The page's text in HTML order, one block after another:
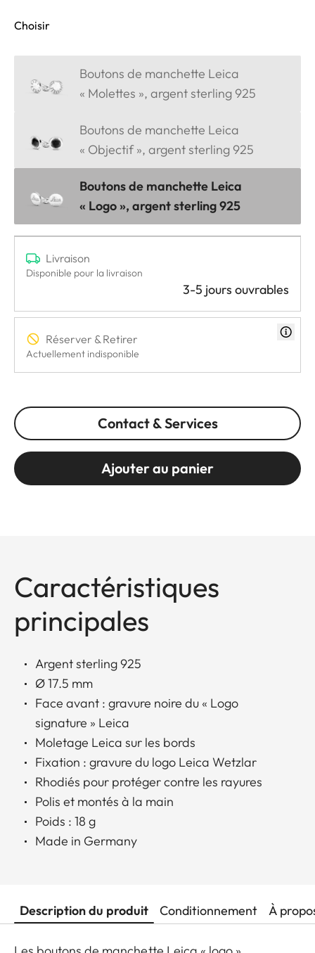
Choisir
Boutons de manchette Leica
« Molettes », argent sterling 925
Boutons de manchette Leica
« Objectif », argent sterling 925
Boutons de manchette Leica
« Logo », argent sterling 925
Livraison
Disponible pour la livraison
3-5 jours ouvrables
Réserver & Retirer
Actuellement indisponible
Contact & Services
Ajouter au panier
Caractéristiques
principales
Argent sterling 925
Ø 17.5 mm
Face avant : gravure noire du « Logo
signature » Leica
Moletage Leica sur les bords
Fixation : gravure du logo Leica Wetzlar
Rhodiés pour protéger contre les rayures
Polis et montés à la main
Poids : 18 g
Made in Germany
Description du produit Conditionnement À